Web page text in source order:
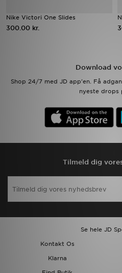
Nike Victori One Slides
300.00 kr.
Download
Shop 24/7 med JD app'en. Få
nyeste drops
Tilmeld dig
Se hele JD
Kontakt Os
Klarna
Fodbold
Download JD app'en
Mine beskeder